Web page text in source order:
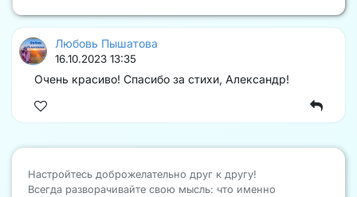
Любовь Пышатова
16.10.2023 13:35
Очень красиво! Спасибо за стихи, Александр!
Настройтесь доброжелательно друг к другу!
Всегда разворачивайте свою мысль: что именно